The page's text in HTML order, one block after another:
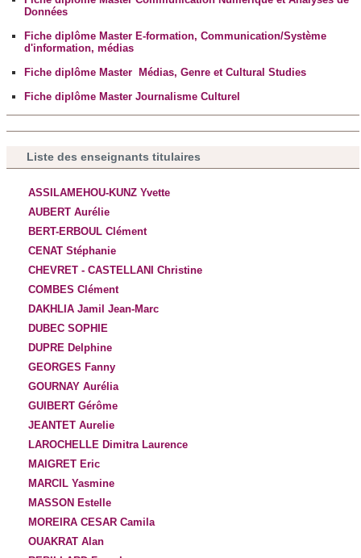
Données
Fiche diplôme Master E-formation, Communication/Système
d'information, médias
Fiche diplôme Master Médias, Genre et Cultural Studies
Fiche diplôme Master Journalisme Culturel
Liste des enseignants titulaires
ASSILAMEHOU-KUNZ Yvette
AUBERT Aurélie
BERT-ERBOUL Clément
CENAT Stéphanie
CHEVRET - CASTELLANI Christine
COMBES Clément
DAKHLIA Jamil Jean-Marc
DUBEC SOPHIE
DUPRE Delphine
GEORGES Fanny
GOURNAY Aurélia
GUIBERT Gérôme
JEANTET Aurelie
LAROCHELLE Dimitra Laurence
MAIGRET Eric
MARCIL Yasmine
MASSON Estelle
MOREIRA CESAR Camila
OUAKRAT Alan